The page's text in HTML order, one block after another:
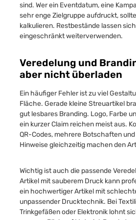
sind. Wer ein Eventdatum, eine
sehr enge Zielgruppe aufdruckt,
kalkulieren. Restbestände lassen
eingeschränkt weiterverwenden.
Veredelung und
aber nicht überladen
Ein häufiger Fehler ist zu viel
Fläche. Gerade kleine Streuartikel
gut lesbares Branding. Logo, Farbe
ein kurzer Claim reichen meist aus.
QR-Codes, mehrere Botschaften
Hinweise gleichzeitig machen den
Wichtig ist auch die passende
Artikel mit sauberem Druck kann
ein hochwertiger Artikel mit
unpassender Drucktechnik. Bei
Trinkgefäßen oder Elektronik lohnt